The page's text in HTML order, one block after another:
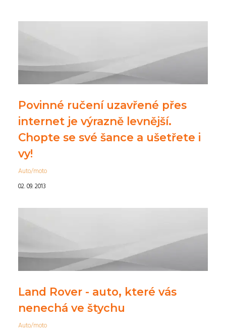
Povinné ručení uzavřené přes
internet je výrazně levnější.
Chopte se své šance a ušetřete i
vy!
Auto/moto
02. 09. 2013
Land Rover - auto, které vás
nenechá ve štychu
Auto/moto